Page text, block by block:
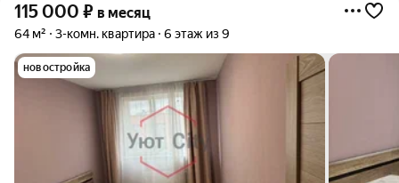
115 000 ₽ в месяц
64 м² 3-комн. квартира 6 этаж из 9
новостройка